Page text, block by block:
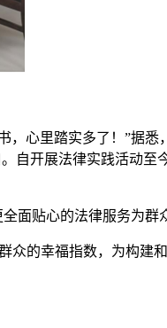
，心里踏实多了！”据
自开展法律实践活动至
面贴心的法律服务为群
众的幸福指数，为构建